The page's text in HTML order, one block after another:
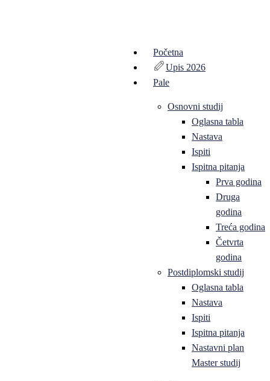
Početna
Upis 2026
Pale
Osnovni studij
Oglasna tabla
Nastava
Ispiti
Ispitna pitanja
Prva godina
Druga
godina
Treća godina
Četvrta
godina
Postdiplomski studij
Oglasna tabla
Nastava
Ispiti
Ispitna pitanja
Nastavni plan
Master studij